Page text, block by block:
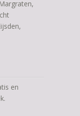
en